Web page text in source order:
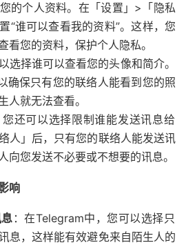
的个人资料。在「设置」>「隐私
“谁可以查看我的资料”。这样，您
看您的资料，保护个人隐私。
选择谁可以查看您的头像和简介。
确保只有您的联络人能看到您的照
人就无法查看。
您还可以选择限制谁能发送讯息给
人」后，只有您的联络人能发送讯
向您发送不必要或不想要的讯息。
响
：在Telegram中，您可以选择只
息，这样能有效避免来自陌生人的